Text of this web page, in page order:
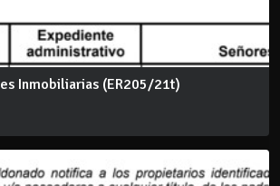
Inmobiliarias (ER205/21t)